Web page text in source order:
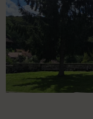
Kontakt
Datenschutz